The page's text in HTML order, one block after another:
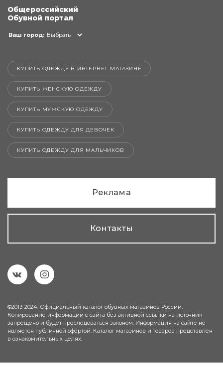
Общероссийский
Обувной портал
Ваш город: Выбрать
КУПИТЬ ОДЕЖДУ В ИНТЕРНЕТ-МАГАЗИНЕ
КУПИТЬ ЖЕНСКУЮ ОДЕЖДУ
КУПИТЬ МУЖСКУЮ ОДЕЖДУ
КУПИТЬ ОДЕЖДУ ДЛЯ ДЕВОЧЕК
КУПИТЬ ОДЕЖДУ ДЛЯ МАЛЬЧИКОВ
Реклама
Контакты
©2013-2024. Официальный каталог обувных магазинов России.
Копирование информации с сайта без активной ссылки на источник
запрещено и будет преследоваться законом. Информация на сайте не
является публичной офёртой. Каталог магазинов и товаров представлен
в ознакомительных целях.